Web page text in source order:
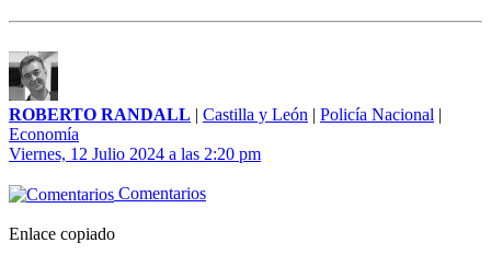
ROBERTO RANDALL | Castilla y León | Policía Nacional |
Economía
Viernes, 12 Julio 2024 a las 2:20 pm
Comentarios
Enlace copiado